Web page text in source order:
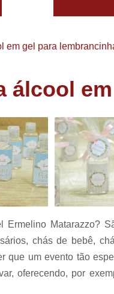
Bem
em gel para
álcool
Matarazzo?
chás de bebê,
que um evento tão
oferecendo, por